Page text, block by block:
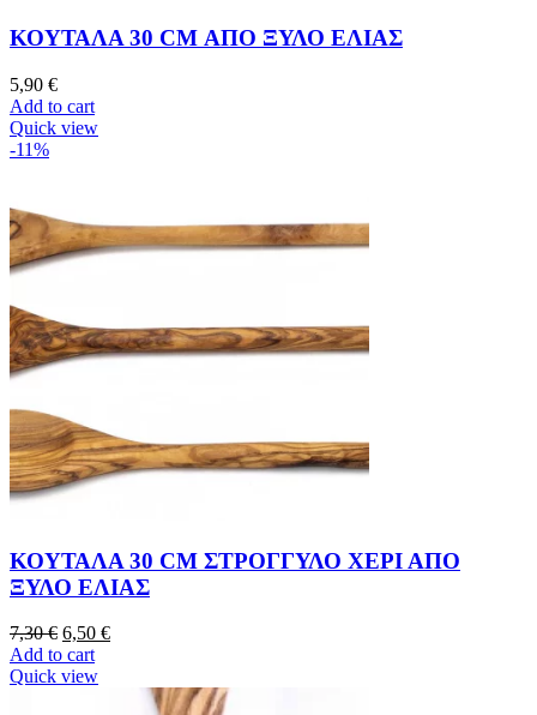
ΚΟΥΤΑΛΑ 30 CM ΑΠΟ ΞΥΛΟ ΕΛΙΑΣ
5,90 €
Add to cart
Quick view
-11%
ΚΟΥΤΑΛΑ 30 CM ΣΤΡΟΓΓΥΛΟ ΧΕΡΙ ΑΠΟ
ΞΥΛΟ ΕΛΙΑΣ
7,30€ 6,50 €
Add to cart
Quick view